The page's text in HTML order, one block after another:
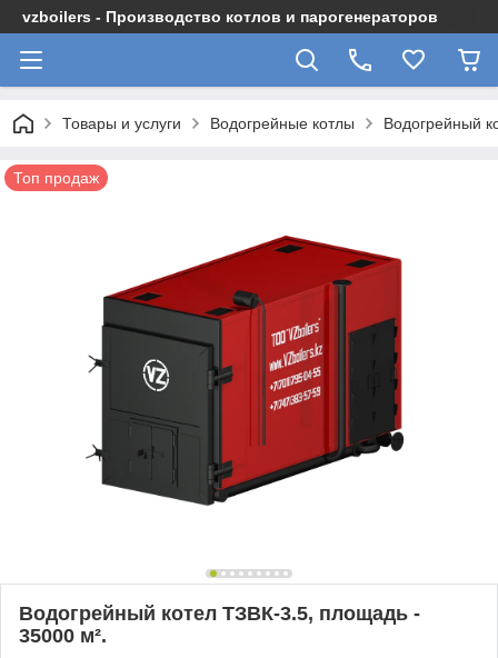
vzboilers - Производство котлов и парогенераторов
Товары и услуги Водогрейные котлы Водогрейный
Топ продаж
Водогрейный котел ТЗВК-3.5, площадь -
35000 м².